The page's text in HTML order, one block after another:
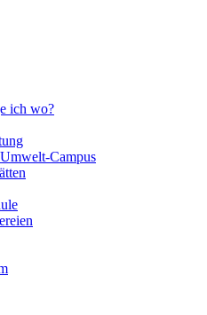
ich wo?
Campus